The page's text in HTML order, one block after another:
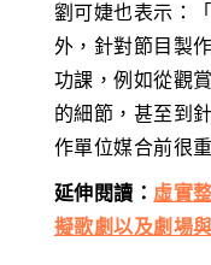
劉可婕也表示：
外，針對節目製
功課，例如從觀
的細節，甚至到
作單位媒合前很
延伸閱讀： 虛實
擬歌劇以及劇場